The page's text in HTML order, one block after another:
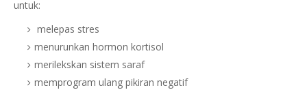
untuk:
melepas stres
menurunkan hormon kortisol
merilekskan sistem saraf
memprogram ulang pikiran negatif